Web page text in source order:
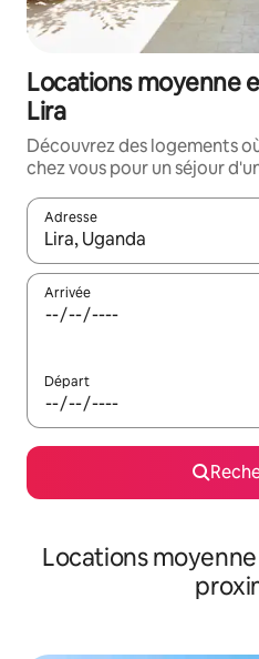
Locations moyenne
Lira
Découvrez des logements
chez vous pour un séjour
Adresse
Lorsque les résultats
Arrivée
Départ
Locations